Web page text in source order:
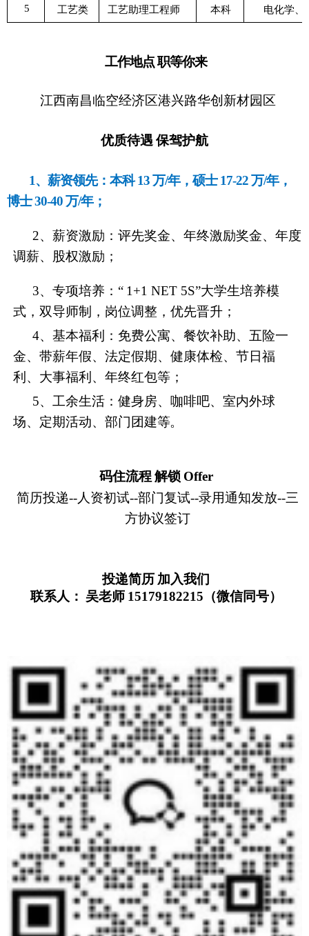
5 工艺类 工艺助理工程师 本科 电化学、
工作地点职等你来
江西南昌临空经济区港兴路华创新材园区
优质待遇 保驾护航
1、薪资领先：本科 13万/年，硕士 17-22万/年，
博士30-40万/年；
2、薪资激励：评先奖金、年终激励奖金、年度
调薪、股权激励；
3、专项培养：“ 1+1 NET 5S”大学生培养模
式，双导师制，岗位调整，优先晋升；
4、基本福利：免费公寓、餐饮补助、五险一
金、带薪年假、法定假期、健康体检、节日福
利、大事福利、年终红包等；
5、工余生活：健身房、咖啡吧、室内外球
场、定期活动、部门团建等。
码住流程 解锁 Offer
简历投递--人资初试--部门复试--录用通知发放--三
方协议签订
投递简历 加入我们
联系人： 吴老师 15179182215（微信同号）